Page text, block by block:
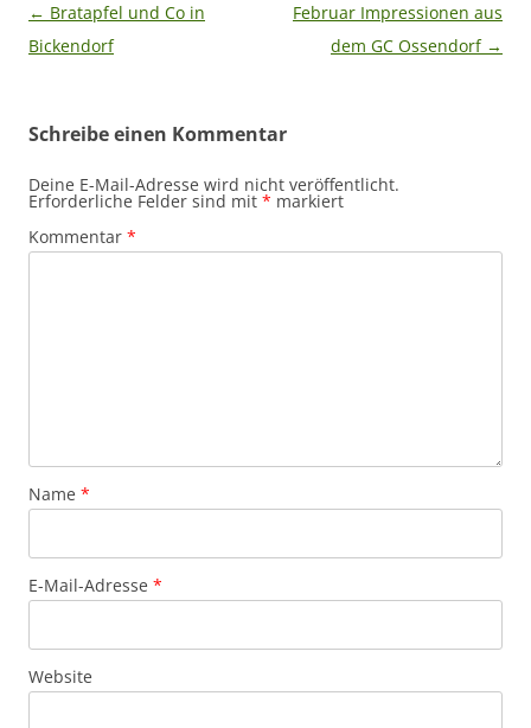
Beitragsnavigation
← Bratapfel und Co in
Bickendorf
Februar Impressionen aus
dem GC Ossendorf →
Schreibe einen Kommentar
Deine E-Mail-Adresse wird nicht veröffentlicht.
Erforderliche Felder sind mit * markiert
Kommentar *
Name *
E-Mail-Adresse *
Website